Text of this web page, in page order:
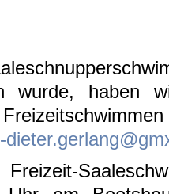
wurde, haben
Freizeit-